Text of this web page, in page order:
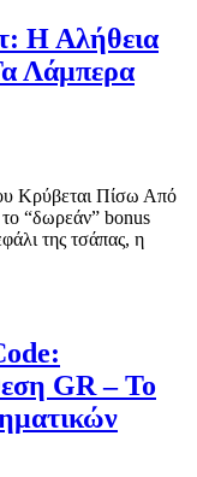
Η Αλήθεια
Λάμπερα
“δωρεάν” bonus
της τσάπας, η
GR – Το